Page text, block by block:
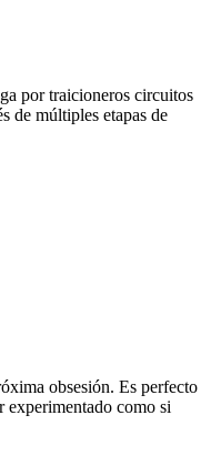
por traicioneros circuitos
de múltiples etapas de
obsesión. Es perfecto
experimentado como si